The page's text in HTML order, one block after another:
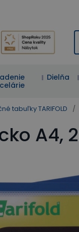
Dielňa
tabuľky TARIFOLD /
A4,